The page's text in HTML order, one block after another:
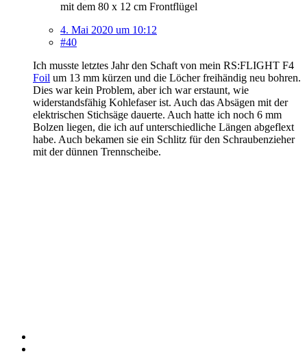
mit dem 80 x 12 cm Frontflügel
4. Mai 2020 um 10:12
#40
Ich musste letztes Jahr den Schaft von mein RS:FLIGHT F4
Foil um 13 mm kürzen und die Löcher freihändig neu bohren.
Dies war kein Problem, aber ich war erstaunt, wie
widerstandsfähig Kohlefaser ist. Auch das Absägen mit der
elektrischen Stichsäge dauerte. Auch hatte ich noch 6 mm
Bolzen liegen, die ich auf unterschiedliche Längen abgeflext
habe. Auch bekamen sie ein Schlitz für den Schraubenzieher
mit der dünnen Trennscheibe.